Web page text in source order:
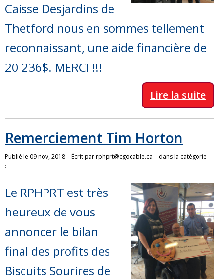
Caisse Desjardins de
Thetford nous en sommes tellement
reconnaissant, une aide financière de
20 236$. MERCI !!!
Lire la suite
Remerciement Tim Horton
Publié le 09 nov, 2018 Écrit parrphprt@cgocable.ca
dans la catégorie
:
Le RPHPRT est très
heureux de vous
annoncer le bilan
final des profits des
Biscuits Sourires de